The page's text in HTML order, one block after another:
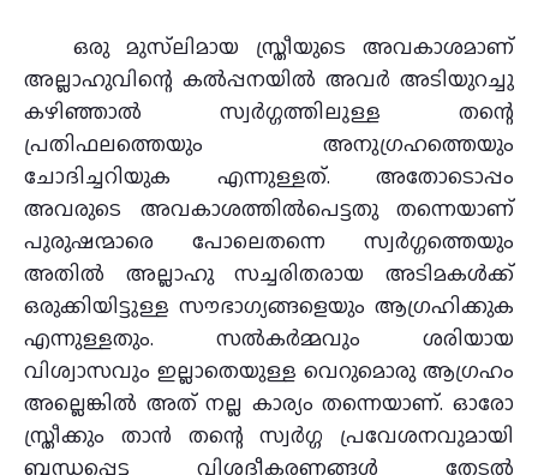
ഒരു മുസ്‌ലിമായ സ്ത്രീയുടെ അവകാശമാണ്
അല്ലാഹുവിന്റെ കൽപ്പനയിൽ അവർ അടിയുറച്ചു
കഴിഞ്ഞാൽ സ്വർഗ്ഗത്തിലുള്ള തന്റെ
പ്രതിഫലത്തെയും അനുഗ്രഹത്തെയും
ചോദിച്ചറിയുക എന്നുള്ളത്. അതോടൊപ്പം
അവരുടെ അവകാശത്തിൽപെട്ടതു തന്നെയാണ്
പുരുഷന്മാരെ പോലെതന്നെ സ്വർഗ്ഗത്തെയും
അതിൽ അല്ലാഹു സച്ചരിതരായ അടിമകൾക്ക്
ഒരുക്കിയിട്ടുള്ള സൗഭാഗ്യങ്ങളെയും ആഗ്രഹിക്കുക
എന്നുള്ളതും. സൽകർമ്മവും ശരിയായ
വിശ്വാസവും ഇല്ലാതെയുള്ള വെറുമൊരു ആഗ്രഹം
അല്ലെങ്കിൽ അത് നല്ല കാര്യം തന്നെയാണ്. ഓരോ
സ്ത്രീക്കും താൻ തന്റെ സ്വർഗ്ഗ പ്രവേശനവുമായി
ബന്ധപ്പെട്ട വിശദീകരണങ്ങൾ തേടൽ